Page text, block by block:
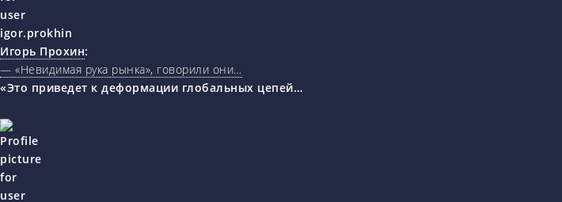
Игорь Прохин:
— «Невидимая рука рынка», говорили они…
«Это приведет к деформации глобальных цепей…